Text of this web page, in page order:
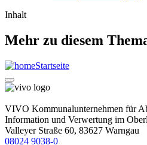
Inhalt
Mehr zu diesem
Startseite
VIVO Kommunalunternehmen für
Information und Verwertung im
Valleyer Straße 60, 83627 Warngau
08024 9038-0